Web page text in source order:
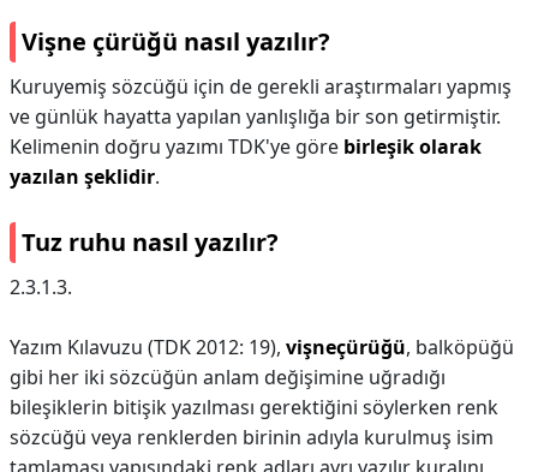
Vişne çürüğü nasıl yazılır?
Kuruyemiş sözcüğü için de gerekli araştırmaları yapmış
ve günlük hayatta yapılan yanlışlığa bir son getirmiştir.
Kelimenin doğru yazımı TDK'ye göre birleşik olarak
yazılan şeklidir.
Tuz ruhu nasıl yazılır?
2.3.1.3.
Yazım Kılavuzu (TDK 2012: 19), vişneçürüğü, balköpüğü
gibi her iki sözcüğün anlam değişimine uğradığı
bileşiklerin bitişik yazılması gerektiğini söylerken renk
sözcüğü veya renklerden birinin adıyla kurulmuş isim